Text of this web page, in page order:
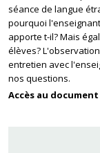
séance de langue
pourquoi
apporte t-il? Mais
élèves?
entretien avec
nos questions.
Accès au document